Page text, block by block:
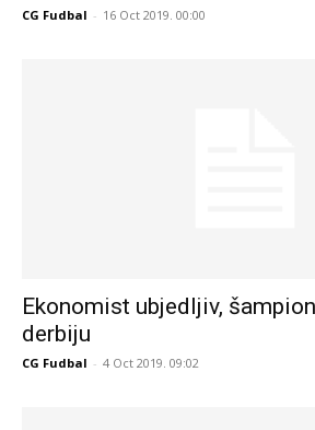
CG Fudbal - 16 Oct 2019. 00:00
Ekonomist ubjedljiv,
derbiju
CG Fudbal - 4 Oct 2019. 09:02